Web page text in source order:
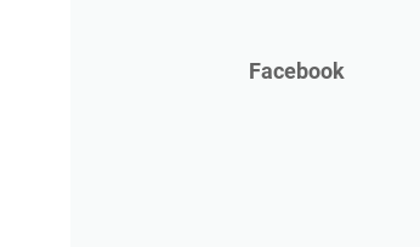
Facebook